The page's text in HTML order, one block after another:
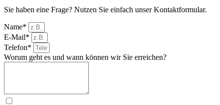
Sie haben eine Frage? Nutzen Sie einfach unser Kontaktformular.
Name*
E-Mail*
Telefon*
Worum geht es und wann können wir Sie erreichen?